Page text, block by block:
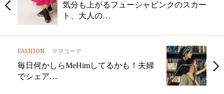
気分も上がるフューシャピンクのスカー
ト、大人の…
FASHION ママコーデ
毎日何かしらMeHimしてるかも！夫婦
でシェア…